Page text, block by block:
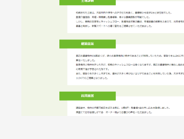
メールマガジン